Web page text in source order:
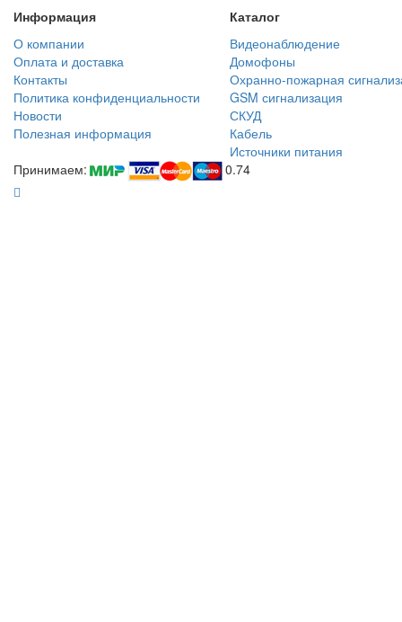
Информация
Каталог
О компании
Видеонаблюдение
Оплата и доставка
Домофоны
Контакты
Охранно-пожарная
Политика конфиденциальности
GSM сигнализация
Новости
СКУД
Полезная информация
Кабель
Источники питания
Принимаем:
0.74